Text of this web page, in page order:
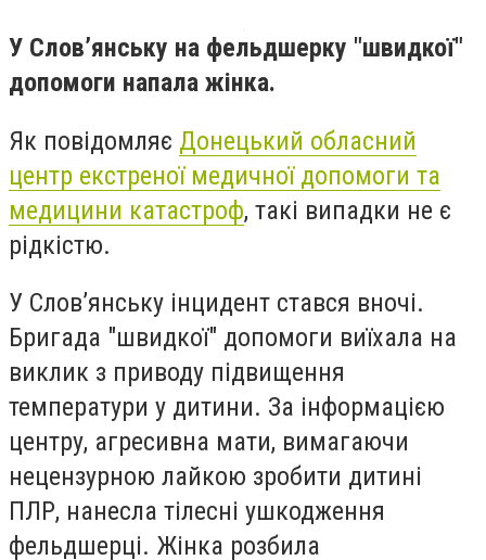
У Слов’янську на фельдшерку "швидкої"
допомоги напала жінка.
Як повідомляє Донецький обласний
центр екстреної медичної допомоги та
медицини катастроф, такі випадки не є
рідкістю.
У Слов’янську інцидент стався вночі.
Бригада "швидкої" допомоги виїхала на
виклик з приводу підвищення
температури у дитини. За інформацією
центру, агресивна мати, вимагаючи
нецензурною лайкою зробити дитині
ПЛР, нанесла тілесні ушкодження
фельдшерці. Жінка розбила